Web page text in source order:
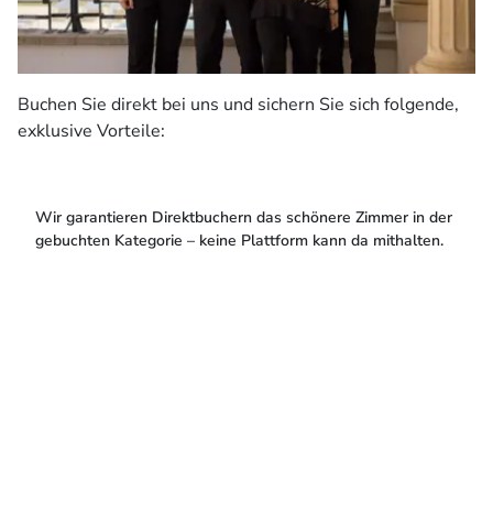
Buchen Sie direkt bei uns und sichern Sie sich folgende,
exklusive Vorteile:
Wir garantieren Direktbuchern das schönere Zimmer in der
gebuchten Kategorie – keine Plattform kann da mithalten.